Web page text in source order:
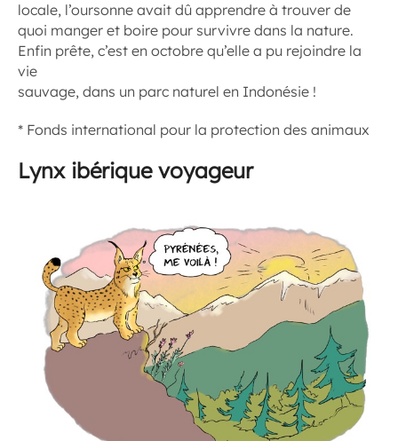
locale, l’oursonne avait dû apprendre à trouver de
quoi manger et boire pour survivre dans la nature.
Enfin prête, c’est en octobre qu’elle a pu rejoindre la
vie
sauvage, dans un parc naturel en Indonésie !
* Fonds international pour la protection des animaux
Lynx ibérique voyageur